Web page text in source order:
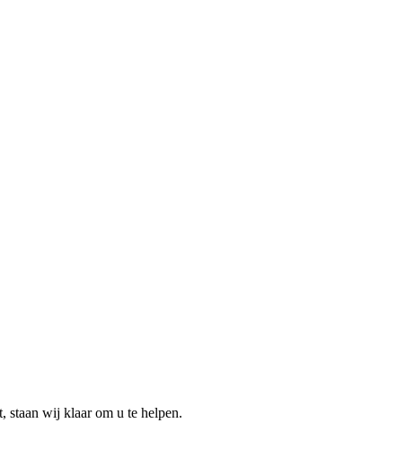
staan wij klaar om u te helpen.